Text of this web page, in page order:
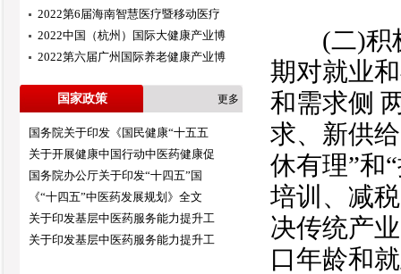
2022第6届海南智慧医疗暨移动医疗
2022中国（杭州）国际大健康产业博
2022第六届广州国际养老健康产业博
国家政策 更多
国务院关于印发《国民健康“十五五
关于开展健康中国行动中医药健康促
国务院办公厅关于印发“十四五”国
《“十四五”中医药发展规划》全文
关于印发基层中医药服务能力提升工
关于印发基层中医药服务能力提升工
(二)积极
期对就业
和需求侧
求、新供
休有理”和
培训、减
决传统产
口年龄和